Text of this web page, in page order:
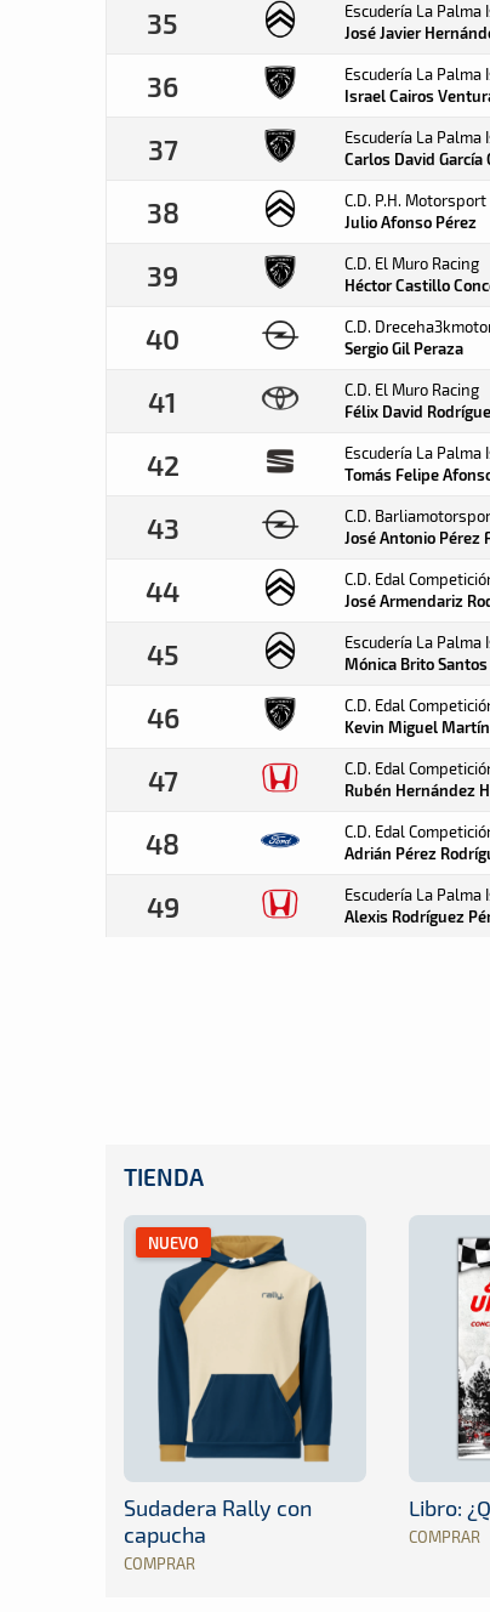
35 Escudería La Palma
José Javier
36 Escudería La Palma
Israel Cairos
37 Escudería La Palma
Carlos David García
38 C.D. P.H. Motorsport
Julio Afonso Pérez
39 C.D. El Muro Racing
Héctor Castillo
40 C.D.
Sergio Gil Peraza
41 C.D. El Muro Racing
Félix David
42 Escudería La Palma
Tomás Felipe
43 C.D.
José Antonio Pérez
44 C.D. Edal
José Armendariz
45 Escudería La Palma
Mónica Brito Santos
46 C.D. Edal
Kevin Miguel Martín
47 C.D. Edal
Rubén Hernández
48 C.D. Edal
Adrián Pérez
49 Escudería La Palma
Alexis Rodríguez
TIENDA
NUEVO
Sudadera Rally con
capucha
COMPRAR
Libro:
COMPRAR